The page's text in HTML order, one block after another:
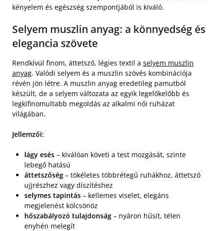
kényelem és egészség szempontjából is kiváló.
Selyem muszlin anyag: a könnyedség és
elegancia szövete
Rendkívül finom, áttetsző, légies textil a selyem muszlin
anyag. Valódi selyem és a muszlin szövés kombinációja
révén jön létre. A muszlin anyag eredetileg pamutból
készült, de a selyem változata az egyik legelőkelőbb és
legkifinomultabb megoldás az alkalmi női ruházat
világában.
Jellemzői:
lágy esés – kiválóan követi a test mozgását, szinte
lebegő hatású
áttetszőség – tökéletes többrétegű ruhákhoz, áttetsző
ujjrészhez vagy díszítéshez
selymes tapintás – kellemes viselet, elegáns
megjelenést kölcsönöz
hőszabályozó tulajdonság – nyáron hűsít, télen
enyhén melegít